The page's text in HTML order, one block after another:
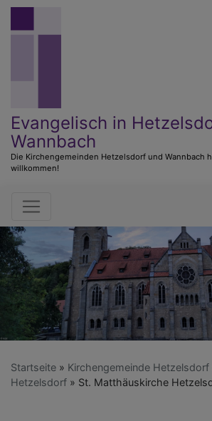
Direkt
Evangelisch in
Wannbach
Die Kirchengemeinden Hetzelsdorf und Wannbach
willkommen!
Hauptnavigation
Startseite Kirchengemeinde Hetzelsdorf
Hetzelsdorf
St. Matthäuskirche